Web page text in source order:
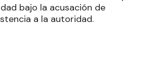
bajo la acusación de
a la autoridad.